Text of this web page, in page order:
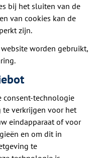
bij het sluiten van de
van cookies kan de
zijn.
worden gebruikt,
consent-technologie
verkrijgen voor het
eindapparaat of voor
en om dit in
te